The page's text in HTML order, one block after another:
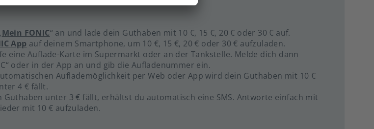
Mein FONIC“ an und lade dein Guthaben mit 10 €, 15 €, 20 € oder 30 € auf.
App auf deinem Smartphone, um 10 €, 15 €, 20 € oder 30 € aufzuladen.
eine Auflade-Karte im Supermarkt oder an der Tankstelle. Melde dich dann
oder in der App an und gib die Aufladenummer ein.
Auflademöglichkeit per Web oder App wird dein Guthaben mit 10 €
4 € fällt.
Guthaben unter 3 € fällt, erhältst du automatisch eine SMS. Antworte einfach mit
mit 10 € aufzuladen.